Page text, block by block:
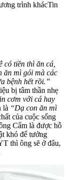
trình khácTin
có tiền thì ăn cá,
ăn mì gói mà các
bệnh hết rồi.”
bị tâm thần nhẹ
cơm với cá hay
là “Dạ con ăn mì
của cuộc sống
Cẩm là được hỗ
khó để tưởng
thì ông sẽ ở đâu,